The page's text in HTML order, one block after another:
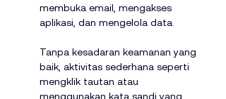
membuka email, mengakses
aplikasi, dan mengelola data.
Tanpa kesadaran keamanan yang
baik, aktivitas sederhana seperti
mengklik tautan atau
menggunakan kata sandi yang